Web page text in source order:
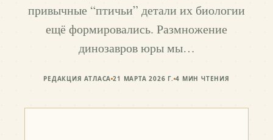
привычные “птичьи” детали их биологии
ещё формировались. Размножение
динозавров юры мы…
РЕДАКЦИЯ АТЛАСА 21 МАРТА 2026 Г. 4 МИН ЧТЕНИЯ